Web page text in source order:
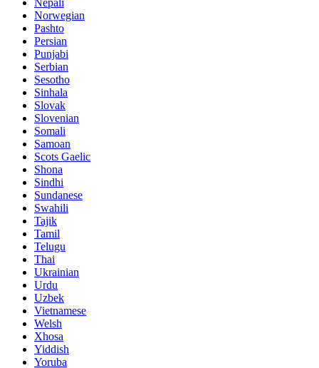
Norwegian
Pashto
Persian
Punjabi
Serbian
Sesotho
Sinhala
Slovak
Slovenian
Somali
Samoan
Scots Gaelic
Shona
Sindhi
Sundanese
Swahili
Tajik
Tamil
Telugu
Thai
Ukrainian
Urdu
Uzbek
Vietnamese
Welsh
Xhosa
Yiddish
Yoruba